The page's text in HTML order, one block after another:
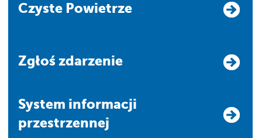
Czyste Powietrze
Zgłoś zdarzenie
system informacji
przestrzennej